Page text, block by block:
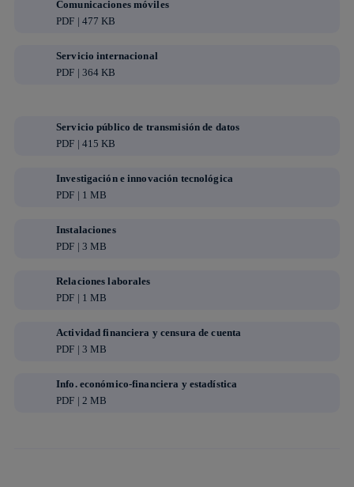
Comunicaciones móviles
PDF | 477 KB
Servicio internacional
PDF | 364 KB
Servicio público de transmisión de datos
PDF | 415 KB
Investigación e innovación tecnológica
PDF | 1 MB
Instalaciones
PDF | 3 MB
Relaciones laborales
PDF | 1 MB
Actividad financiera y censura de cuenta
PDF | 3 MB
Info. económico-financiera y estadística
PDF | 2 MB